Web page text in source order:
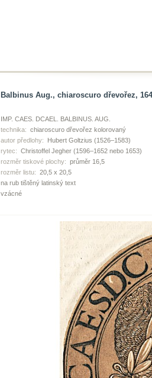
Balbinus Aug., chiaroscuro dřevořez,
IMP. CAES. DCAEL. BALBINUS. AUG.
technika: chiaroscuro dřevořez kolorovaný
autor předlohy:
Hubert Goltzius (1526–1583)
rytec: Christoffel Jegher (1596–1652 nebo 1653)
rozměr tiskové plochy: průměr 16,5
rozměr listu: 20,5 x 20,5
na rub tištěný latinský text
vzácné